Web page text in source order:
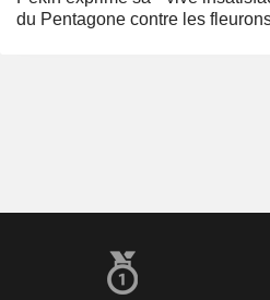
du Pentagone contre les